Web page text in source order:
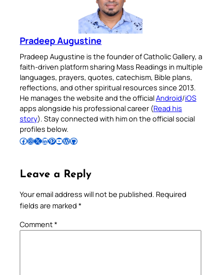
Pradeep Augustine
Pradeep Augustine is the founder of Catholic Gallery, a
faith-driven platform sharing Mass Readings in multiple
languages, prayers, quotes, catechism, Bible plans,
reflections, and other spiritual resources since 2013.
He manages the website and the officialAndroid/iOS
apps alongside his professional career (Read his
story). Stay connected with him on the official social
profiles below.
Follow Pradeep on Facebook Follow Pradeep on InstagramFollow Pradeep on X Follow Pradeep on LinkedIn Follow Pradeep on Pinterest Subscribe to Pradeep’s Youtube Channel Follow Pradeep on WordPress Follow Pradeep on GitHub
Leave a Reply
Your email address will not be published. Required
fields are marked *
Comment*